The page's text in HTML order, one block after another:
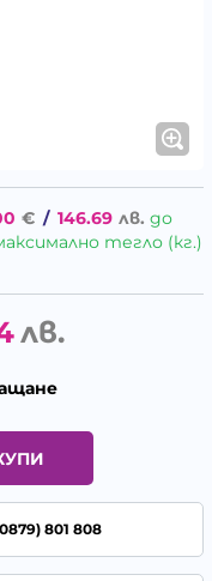
€ / 146.69 лв. до
тегло (кг.)
лв.
801 808